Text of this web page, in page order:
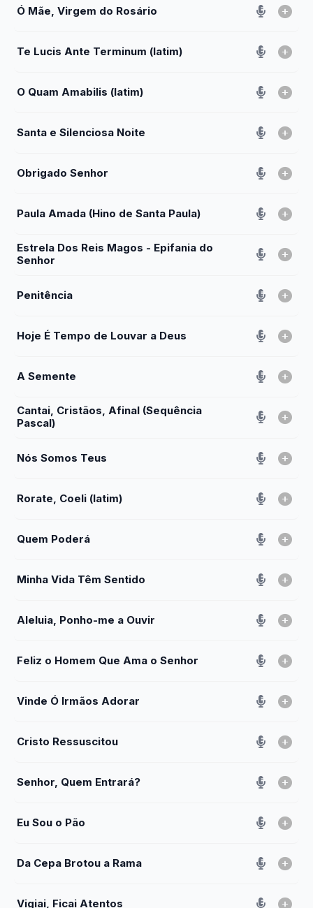
Ó Mãe, Virgem do Rosário
Te Lucis Ante Terminum (latim)
O Quam Amabilis (latim)
Santa e Silenciosa Noite
Obrigado Senhor
Paula Amada (Hino de Santa Paula)
Estrela Dos Reis Magos - Epifania do
Senhor
Penitência
Hoje É Tempo de Louvar a Deus
A Semente
Cantai, Cristãos, Afinal (Sequência
Pascal)
Nós Somos Teus
Rorate, Coeli (latim)
Quem Poderá
Minha Vida Têm Sentido
Aleluia, Ponho-me a Ouvir
Feliz o Homem Que Ama o Senhor
Vinde Ó Irmãos Adorar
Cristo Ressuscitou
Senhor, Quem Entrará?
Eu Sou o Pão
Da Cepa Brotou a Rama
Vigiai, Ficai Atentos